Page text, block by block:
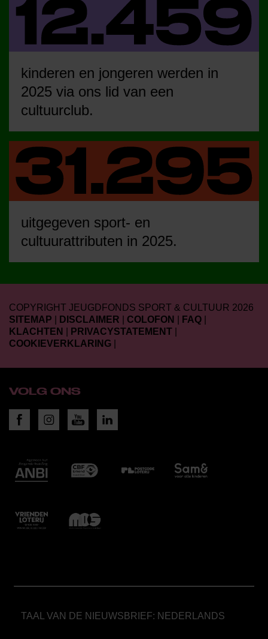
kinderen en jongeren werden in
2025 via ons lid van een
cultuurclub.
uitgegeven sport- en
cultuurattributen in 2025.
COPYRIGHT JEUGDFONDS SPORT & CULTUUR 2026
SITEMAP
DISCLAIMER COLOFON FAQ
KLACHTEN
PRIVACYSTATEMENT
COOKIEVERKLARING
VOLG ONS
TAAL VAN DE NIEUWSBRIEF: NEDERLANDS